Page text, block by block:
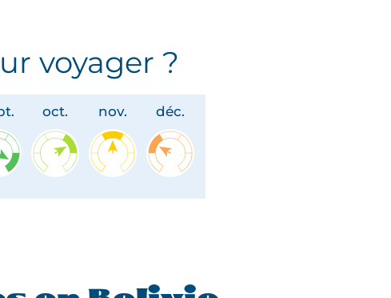
voyager ?
oct. nov. déc.